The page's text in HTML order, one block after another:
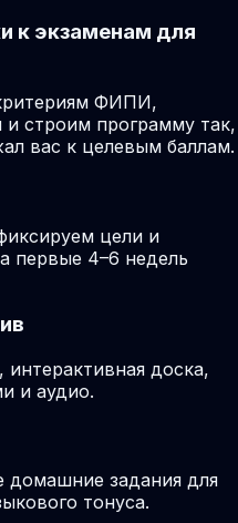
к экзаменам для
ФИПИ,
строим программу так,
вас к целевым баллам.
цели и
первые 4–6 недель
доска,
и аудио.
домашние задания для
тонуса.